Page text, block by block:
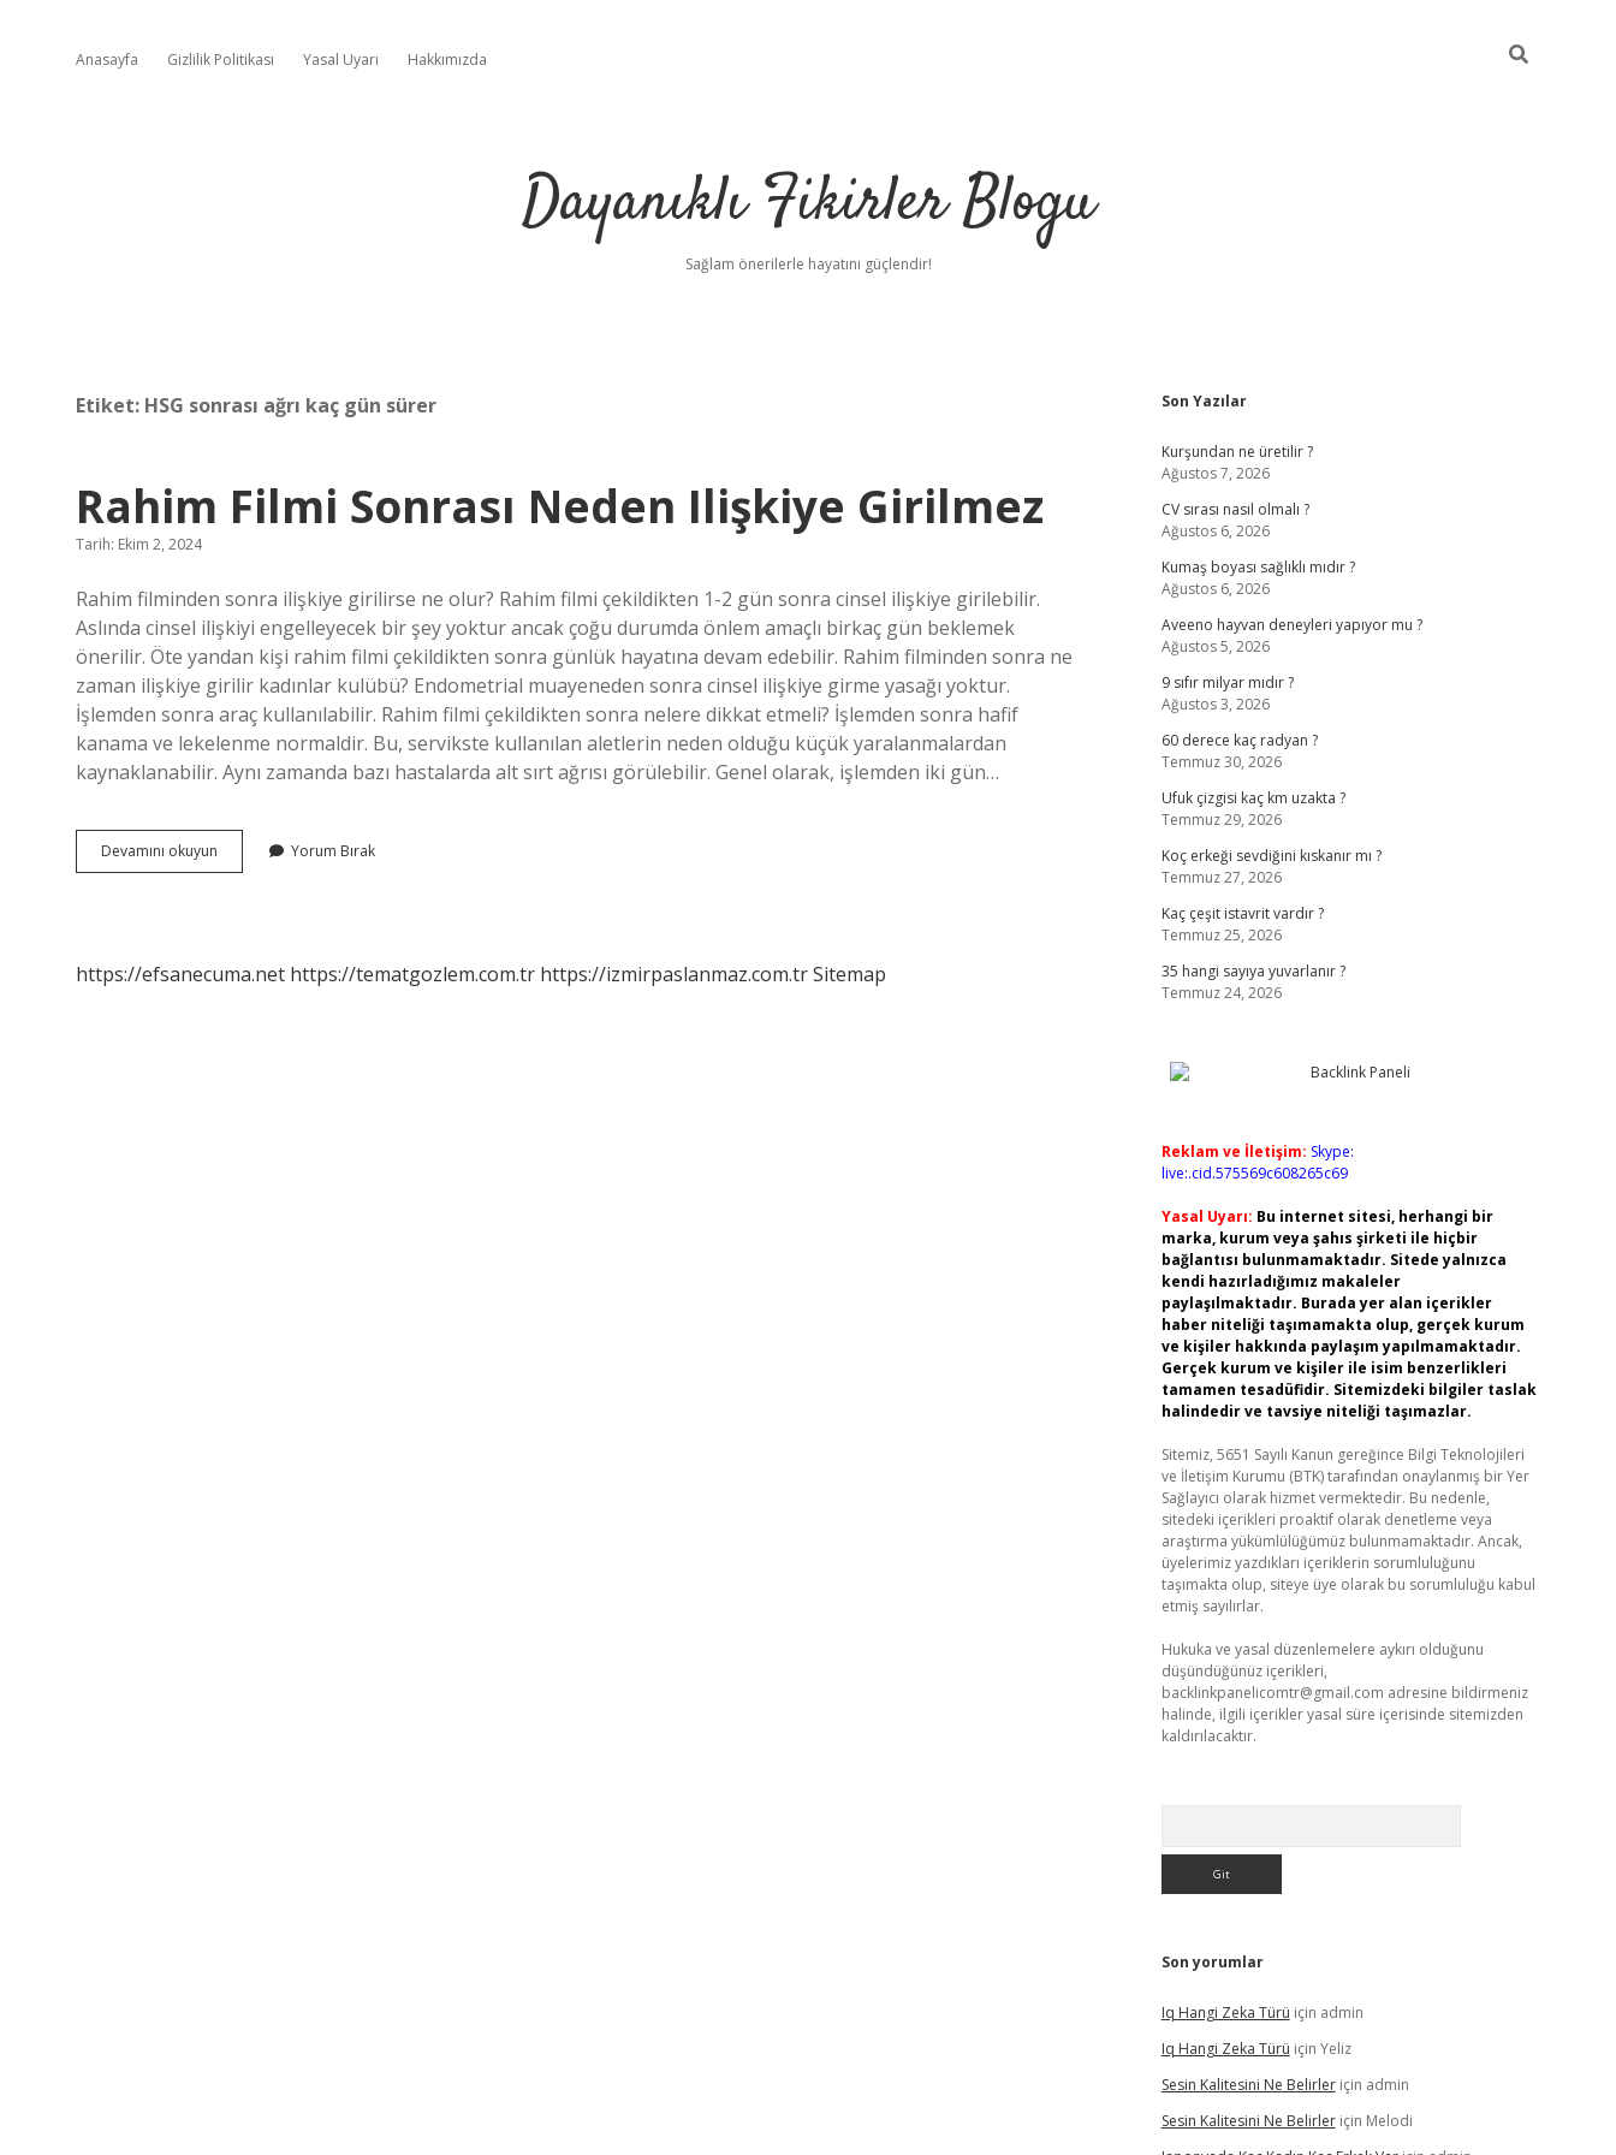
Anasayfa Gizlilik Politikası Yasal Uyarı Hakkımızda
Dayanıklı Fikirler Blogu
Sağlam önerilerle hayatını güçlendir!
Etiket: HSG sonrası ağrı kaç gün sürer
Rahim Filmi Sonrası Neden Ilişkiye Girilmez
Tarih: Ekim 2, 2024
Rahim filminden sonra ilişkiye girilirse ne olur? Rahim filmi çekildikten 1-2 gün sonra cinsel ilişkiye girilebilir.
Aslında cinsel ilişkiyi engelleyecek bir şey yoktur ancak çoğu durumda önlem amaçlı birkaç gün beklemek
önerilir. Öte yandan kişi rahim filmi çekildikten sonra günlük hayatına devam edebilir. Rahim filminden sonra ne
zaman ilişkiye girilir kadınlar kulübü? Endometrial muayeneden sonra cinsel ilişkiye girme yasağı yoktur.
İşlemden sonra araç kullanılabilir. Rahim filmi çekildikten sonra nelere dikkat etmeli? İşlemden sonra hafif
kanama ve lekelenme normaldir. Bu, servikste kullanılan aletlerin neden olduğu küçük yaralanmalardan
kaynaklanabilir. Aynı zamanda bazı hastalarda alt sırt ağrısı görülebilir. Genel olarak, işlemden iki gün…
Devamını okuyun
Filmi
Yorum Bırak
https://efsanecuma.net https://tematgozlem.com.tr https://izmirpaslanmaz.com.trSitemap
Sidebar
Son Yazılar
Kurşundan ne üretilir ?
Ağustos 7, 2026
CV sırası nasıl olmalı ?
Ağustos 6, 2026
Kumaş boyası sağlıklı mıdır ?
Ağustos 6, 2026
Aveeno hayvan deneyleri yapıyor mu ?
Ağustos 5, 2026
9 sıfır milyar mıdır ?
Ağustos 3, 2026
60 derece kaç radyan ?
Temmuz 30, 2026
Ufuk çizgisi kaç km uzakta ?
Temmuz 29, 2026
Koç erkeği sevdiğini kıskanır mı ?
Temmuz 27, 2026
Kaç çeşit istavrit vardır ?
Temmuz 25, 2026
35 hangi sayıya yuvarlanır ?
Temmuz 24, 2026
Reklam ve İletişim: Skype:
live:.cid.575569c608265c69
Yasal Uyarı: Bu internet sitesi, herhangi bir
marka, kurum veya şahıs şirketi ile hiçbir
bağlantısı bulunmamaktadır. Sitede yalnızca
kendi hazırladığımız makaleler
paylaşılmaktadır. Burada yer alan içerikler
haber niteliği taşımamakta olup, gerçek kurum
ve kişiler hakkında paylaşım yapılmamaktadır.
Gerçek kurum ve kişiler ile isim benzerlikleri
tamamen tesadüfidir. Sitemizdeki bilgiler taslak
halindedir ve tavsiye niteliği taşımazlar.
Sitemiz, 5651 Sayılı Kanun gereğince Bilgi Teknolojileri
ve İletişim Kurumu (BTK) tarafından onaylanmış bir Yer
Sağlayıcı olarak hizmet vermektedir. Bu nedenle,
sitedeki içerikleri proaktif olarak denetleme veya
araştırma yükümlülüğümüz bulunmamaktadır. Ancak,
üyelerimiz yazdıkları içeriklerin sorumluluğunu
taşımakta olup, siteye üye olarak bu sorumluluğu kabul
etmiş sayılırlar.
Hukuka ve yasal düzenlemelere aykırı olduğunu
düşündüğünüz içerikleri,
backlinkpanelicomtr@gmail.com adresine bildirmeniz
halinde, ilgili içerikler yasal süre içerisinde sitemizden
kaldırılacaktır.
Son yorumlar
Iq Hangi Zeka Türü için admin
Iq Hangi Zeka Türü için Yeliz
Sesin Kalitesini Ne Belirleriçin admin
Sesin Kalitesini Ne Belirleriçin Melodi